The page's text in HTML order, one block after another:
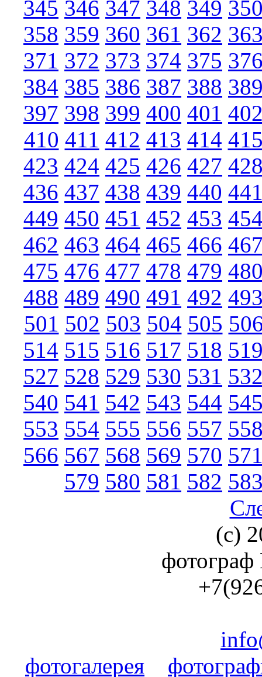
345 346 347 348 349
358 359 360 361 362
371 372 373 374 375
384 385 386 387 388
397 398 399 400 401
410 411 412 413 414
423 424 425 426 427
436 437 438 439 440
449 450 451 452 453
462 463 464 465 466
475 476 477 478 479
488 489 490 491 492
501 502 503 504 505
514 515 516 517 518
527 528 529 530 531
540 541 542 543 544
553 554 555 556 557
566 567 568 569 570
579 580 581 582
(с)
фотогалерея